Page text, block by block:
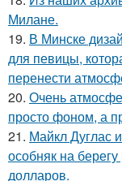
Милане.
19. В Минске
для певицы,
перенести
20. Очень
просто фоном, а
21. Майкл Дуглас
особняк на
долларов.